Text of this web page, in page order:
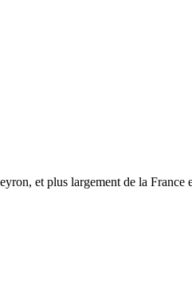
et plus largement de la France